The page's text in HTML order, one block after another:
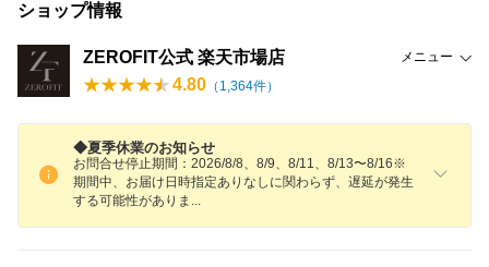
ショップ情報
ZEROFIT公式 楽天市場店 メニュー
4.80 （ 1,364件）
◆夏季休業のお知らせ
お問合せ停止期間：2026/8/8、8/9、8/11、8/13〜8/16※
期間中、お届け日時指定ありなしに関わらず、遅延が発生
する可能性があり ま